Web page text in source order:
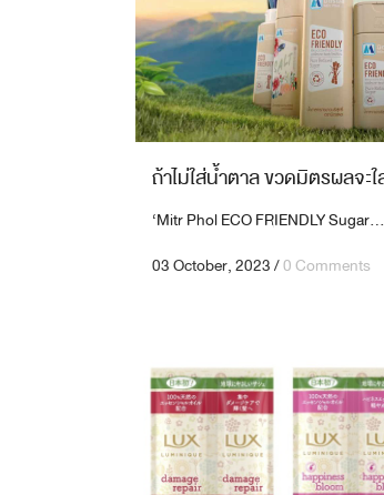
ถ้าไม่ใส่น้ำตาล ขวดมิตรผลจะใ
‘Mitr Phol ECO FRIENDLY Sugar...
03 October, 2023/0 Comments